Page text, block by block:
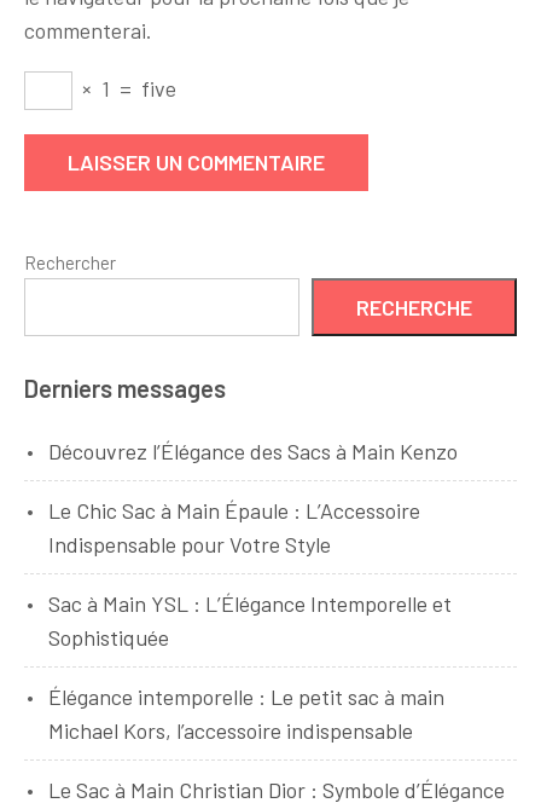
commenterai.
× 1 = five
Rechercher
RECHERCHE
Derniers messages
Découvrez l’Élégance des Sacs à Main Kenzo
Le Chic Sac à Main Épaule : L’Accessoire
Indispensable pour Votre Style
Sac à Main YSL : L’Élégance Intemporelle et
Sophistiquée
Élégance intemporelle : Le petit sac à main
Michael Kors, l’accessoire indispensable
Le Sac à Main Christian Dior : Symbole d’Élégance